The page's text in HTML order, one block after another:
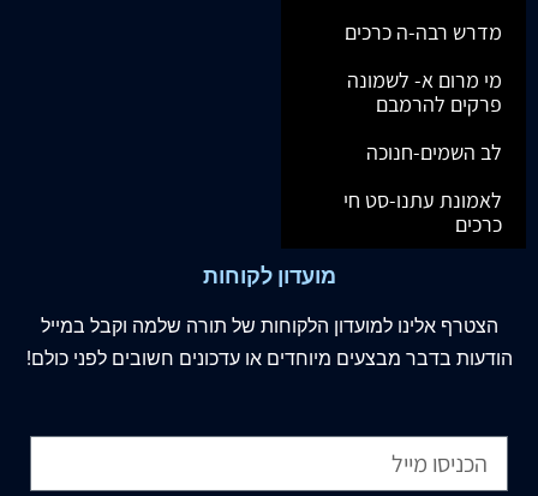
מדרש רבה-ה כרכים
מי מרום א- לשמונה
פרקים להרמבם
לב השמים-חנוכה
לאמונת עתנו-סט חי
כרכים
מועדון לקוחות
הצטרף אלינו למועדון הלקוחות של תורה שלמה וקבל במייל
הודעות בדבר מבצעים מיוחדים או עדכונים חשובים לפני כולם!